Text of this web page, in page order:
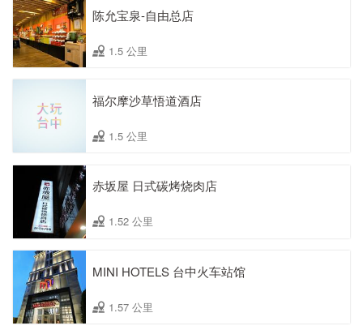
陈允宝泉-自由总店
1.5 公里
福尔摩沙草悟道酒店
1.5 公里
赤坂屋 日式碳烤烧肉店
1.52 公里
MINI HOTELS 台中火车站馆
1.57 公里